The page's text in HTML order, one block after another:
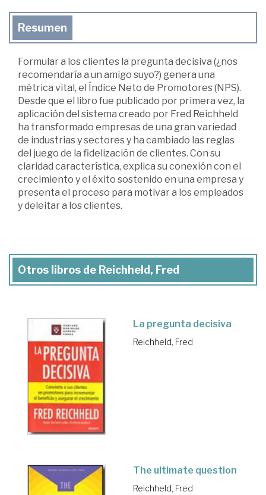
Resumen
Formular a los clientes la pregunta decisiva (¿nos
recomendaría a un amigo suyo?) genera una
métrica vital, el Índice Neto de Promotores (NPS).
Desde que el libro fue publicado por primera vez, la
aplicación del sistema creado por Fred Reichheld
ha transformado empresas de una gran variedad
de industrias y sectores y ha cambiado las reglas
del juego de la fidelización de clientes. Con su
claridad característica, explica su conexión con el
crecimiento y el éxito sostenido en una empresa y
presenta el proceso para motivar a los empleados
y deleitar a los clientes.
Otros libros de Reichheld, Fred
La pregunta decisiva
Reichheld, Fred
The ultimate question
Reichheld, Fred